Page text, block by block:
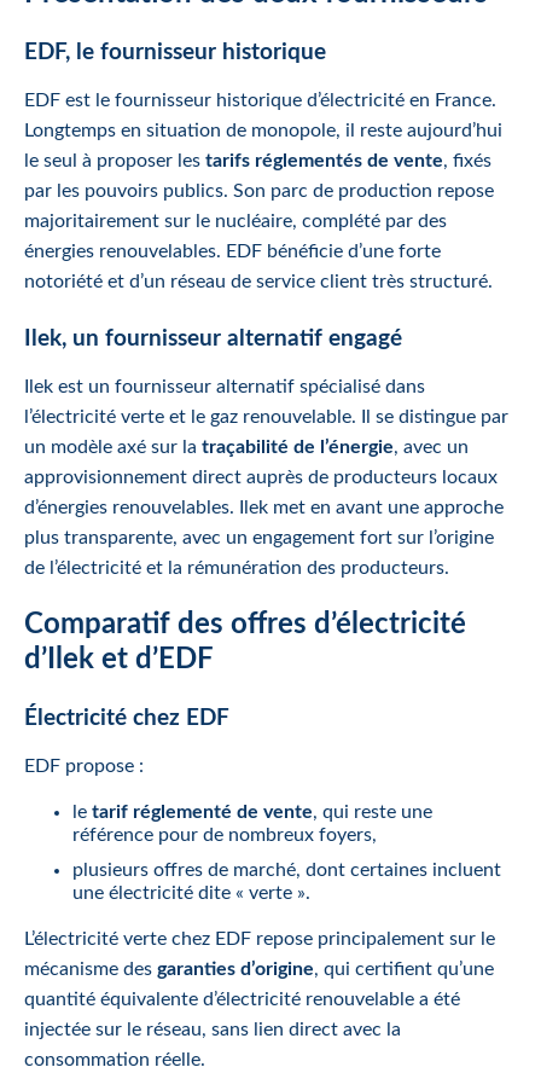
EDF, le fournisseur historique
EDF est le fournisseur historique d’électricité en France.
Longtemps en situation de monopole, il reste aujourd’hui
le seul à proposer les tarifs réglementés de vente, fixés
par les pouvoirs publics. Son parc de production repose
majoritairement sur le nucléaire, complété par des
énergies renouvelables. EDF bénéficie d’une forte
notoriété et d’un réseau de service client très structuré.
Ilek, un fournisseur alternatif engagé
Ilek est un fournisseur alternatif spécialisé dans
l’électricité verte et le gaz renouvelable. Il se distingue par
un modèle axé sur la traçabilité de l’énergie, avec un
approvisionnement direct auprès de producteurs locaux
d’énergies renouvelables. Ilek met en avant une approche
plus transparente, avec un engagement fort sur l’origine
de l’électricité et la rémunération des producteurs.
Comparatif des offres d’électricité
d’Ilek et d’EDF
Électricité chez EDF
EDF propose :
le tarif réglementé de vente, qui reste une
référence pour de nombreux foyers,
plusieurs offres de marché, dont certaines incluent
une électricité dite « verte ».
L’électricité verte chez EDF repose principalement sur le
mécanisme des garanties d’origine, qui certifient qu’une
quantité équivalente d’électricité renouvelable a été
injectée sur le réseau, sans lien direct avec la
consommation réelle.